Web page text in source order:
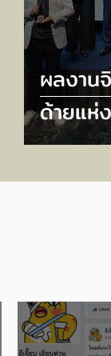
ผลงาน
ด้ายแห่
กลมเก
ขอพร)